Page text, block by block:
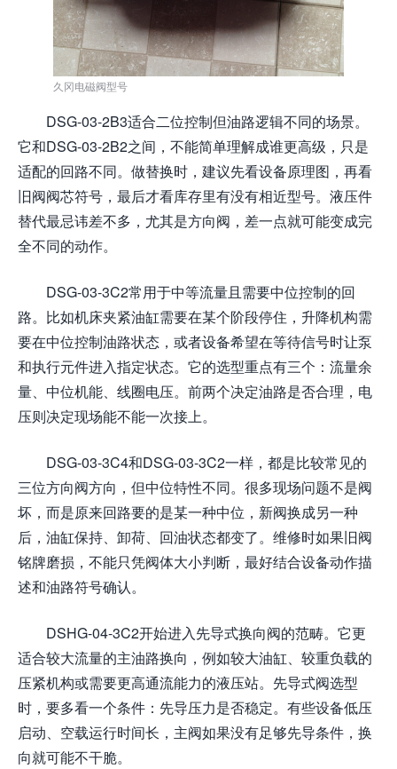
久冈电磁阀型号
DSG-03-2B3适合二位控制但油路逻辑不同的场景。
它和DSG-03-2B2之间，不能简单理解成谁更高级，只是
适配的回路不同。做替换时，建议先看设备原理图，再看
旧阀阀芯符号，最后才看库存里有没有相近型号。液压件
替代最忌讳差不多，尤其是方向阀，差一点就可能变成完
全不同的动作。
DSG-03-3C2常用于中等流量且需要中位控制的回
路。比如机床夹紧油缸需要在某个阶段停住，升降机构需
要在中位控制油路状态，或者设备希望在等待信号时让泵
和执行元件进入指定状态。它的选型重点有三个：流量余
量、中位机能、线圈电压。前两个决定油路是否合理，电
压则决定现场能不能一次接上。
DSG-03-3C4和DSG-03-3C2一样，都是比较常见的
三位方向阀方向，但中位特性不同。很多现场问题不是阀
坏，而是原来回路要的是某一种中位，新阀换成另一种
后，油缸保持、卸荷、回油状态都变了。维修时如果旧阀
铭牌磨损，不能只凭阀体大小判断，最好结合设备动作描
述和油路符号确认。
DSHG-04-3C2开始进入先导式换向阀的范畴。它更
适合较大流量的主油路换向，例如较大油缸、较重负载的
压紧机构或需要更高通流能力的液压站。先导式阀选型
时，要多看一个条件：先导压力是否稳定。有些设备低压
启动、空载运行时间长，主阀如果没有足够先导条件，换
向就可能不干脆。